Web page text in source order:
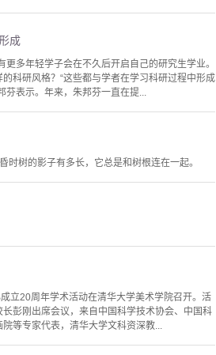
成
多年轻学子会在不久后开启自己的研究生学业。
科研风格？“这些都与学者在学习科研过程中形成
芬表示。年来，朱邦芬一直在提...
树的影子有多长，它总是和树根连在一起。
立20周年学术活动在清华大学美术学院召开。活
彭刚出席会议，来自中国科学技术协会、中国科
等专家代表，清华大学文科资深教...